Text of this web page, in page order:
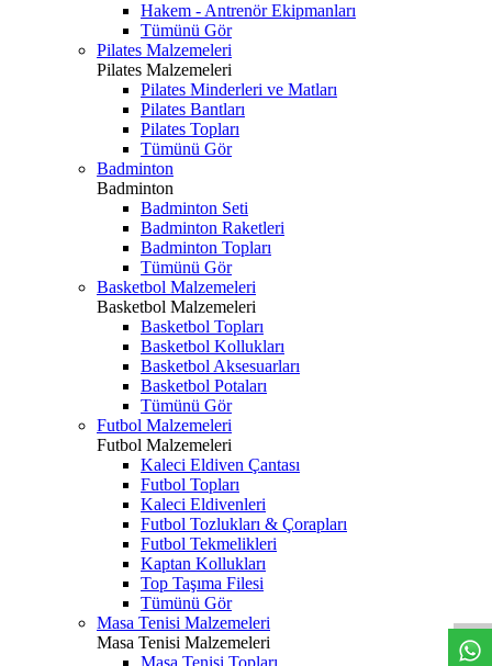
Hakem - Antrenör Ekipmanları
Tümünü Gör
Pilates Malzemeleri
Pilates Malzemeleri
Pilates Minderleri ve Matları
Pilates Bantları
Pilates Topları
Tümünü Gör
Badminton
Badminton
Badminton Seti
Badminton Raketleri
Badminton Topları
Tümünü Gör
Basketbol Malzemeleri
Basketbol Malzemeleri
Basketbol Topları
Basketbol Kollukları
Basketbol Aksesuarları
Basketbol Potaları
Tümünü Gör
Futbol Malzemeleri
Futbol Malzemeleri
Kaleci Eldiven Çantası
Futbol Topları
Kaleci Eldivenleri
Futbol Tozlukları & Çorapları
Futbol Tekmelikleri
Kaptan Kollukları
Top Taşıma Filesi
Tümünü Gör
Masa Tenisi Malzemeleri
Masa Tenisi Malzemeleri
Masa Tenisi Topları